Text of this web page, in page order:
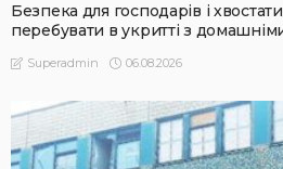
Безпека для господарів і
перебувати в укритті з
Superadmin 06.08.2026